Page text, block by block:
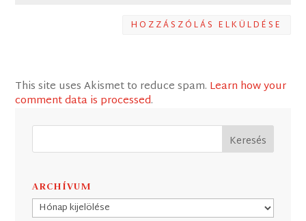
HOZZÁSZÓLÁS ELKÜLDÉSE
This site uses Akismet to reduce spam. Learn how your
comment data is processed.
ARCHÍVUM
Archívum